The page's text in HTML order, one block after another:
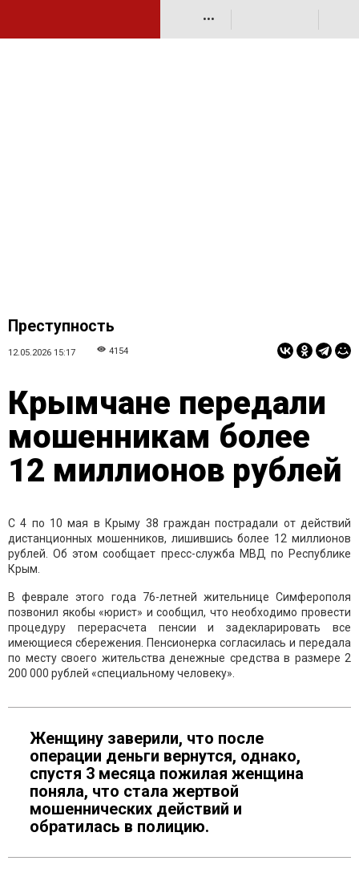
•••
Преступность
12.05.2026 15:17 4154
Крымчане передали
мошенникам более
12 миллионов рублей
С 4 по 10 мая в Крыму 38 граждан пострадали от действий
дистанционных мошенников, лишившись более 12 миллионов
рублей. Об этом сообщает пресс-служба МВД по Республике
Крым.
В феврале этого года 76-летней жительнице Симферополя
позвонил якобы «юрист» и сообщил, что необходимо провести
процедуру перерасчета пенсии и задекларировать все
имеющиеся сбережения. Пенсионерка согласилась и передала
по месту своего жительства денежные средства в размере 2
200 000 рублей «специальному человеку».
Женщину заверили, что после
операции деньги вернутся, однако,
спустя 3 месяца пожилая женщина
поняла, что стала жертвой
мошеннических действий и
обратилась в полицию.